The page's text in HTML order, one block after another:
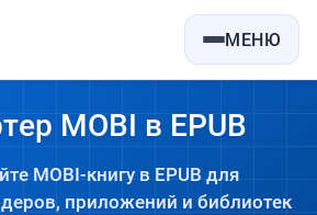
МЕНЮ
MOBI в EPUB
MOBI-книгу в EPUB для
приложений и библиотек